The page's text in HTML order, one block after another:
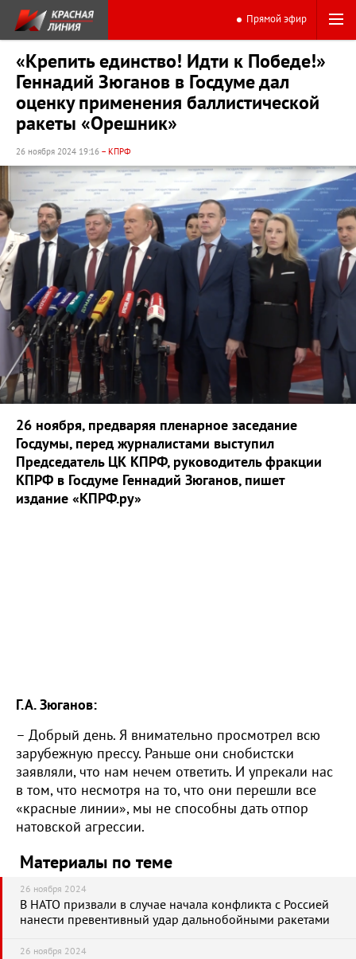
Прямой эфир
«Крепить единство! Идти к Победе!»
Геннадий Зюганов в Госдуме дал
оценку применения баллистической
ракеты «Орешник»
26 ноября 2024 19:16 – КПРФ
26 ноября, предваряя пленарное заседание
Госдумы, перед журналистами выступил
Председатель ЦК КПРФ, руководитель фракции
КПРФ в Госдуме Геннадий Зюганов, пишет
издание «КПРФ.ру»
Г.А. Зюганов:
– Добрый день. Я внимательно просмотрел всю
зарубежную прессу. Раньше они снобистски
заявляли, что нам нечем ответить. И упрекали нас
в том, что несмотря на то, что они перешли все
«красные линии», мы не способны дать отпор
натовской агрессии.
Материалы по теме
26 ноября 2024
В НАТО призвали в случае начала конфликта с Россией
нанести превентивный удар дальнобойными ракетами
26 ноября 2024